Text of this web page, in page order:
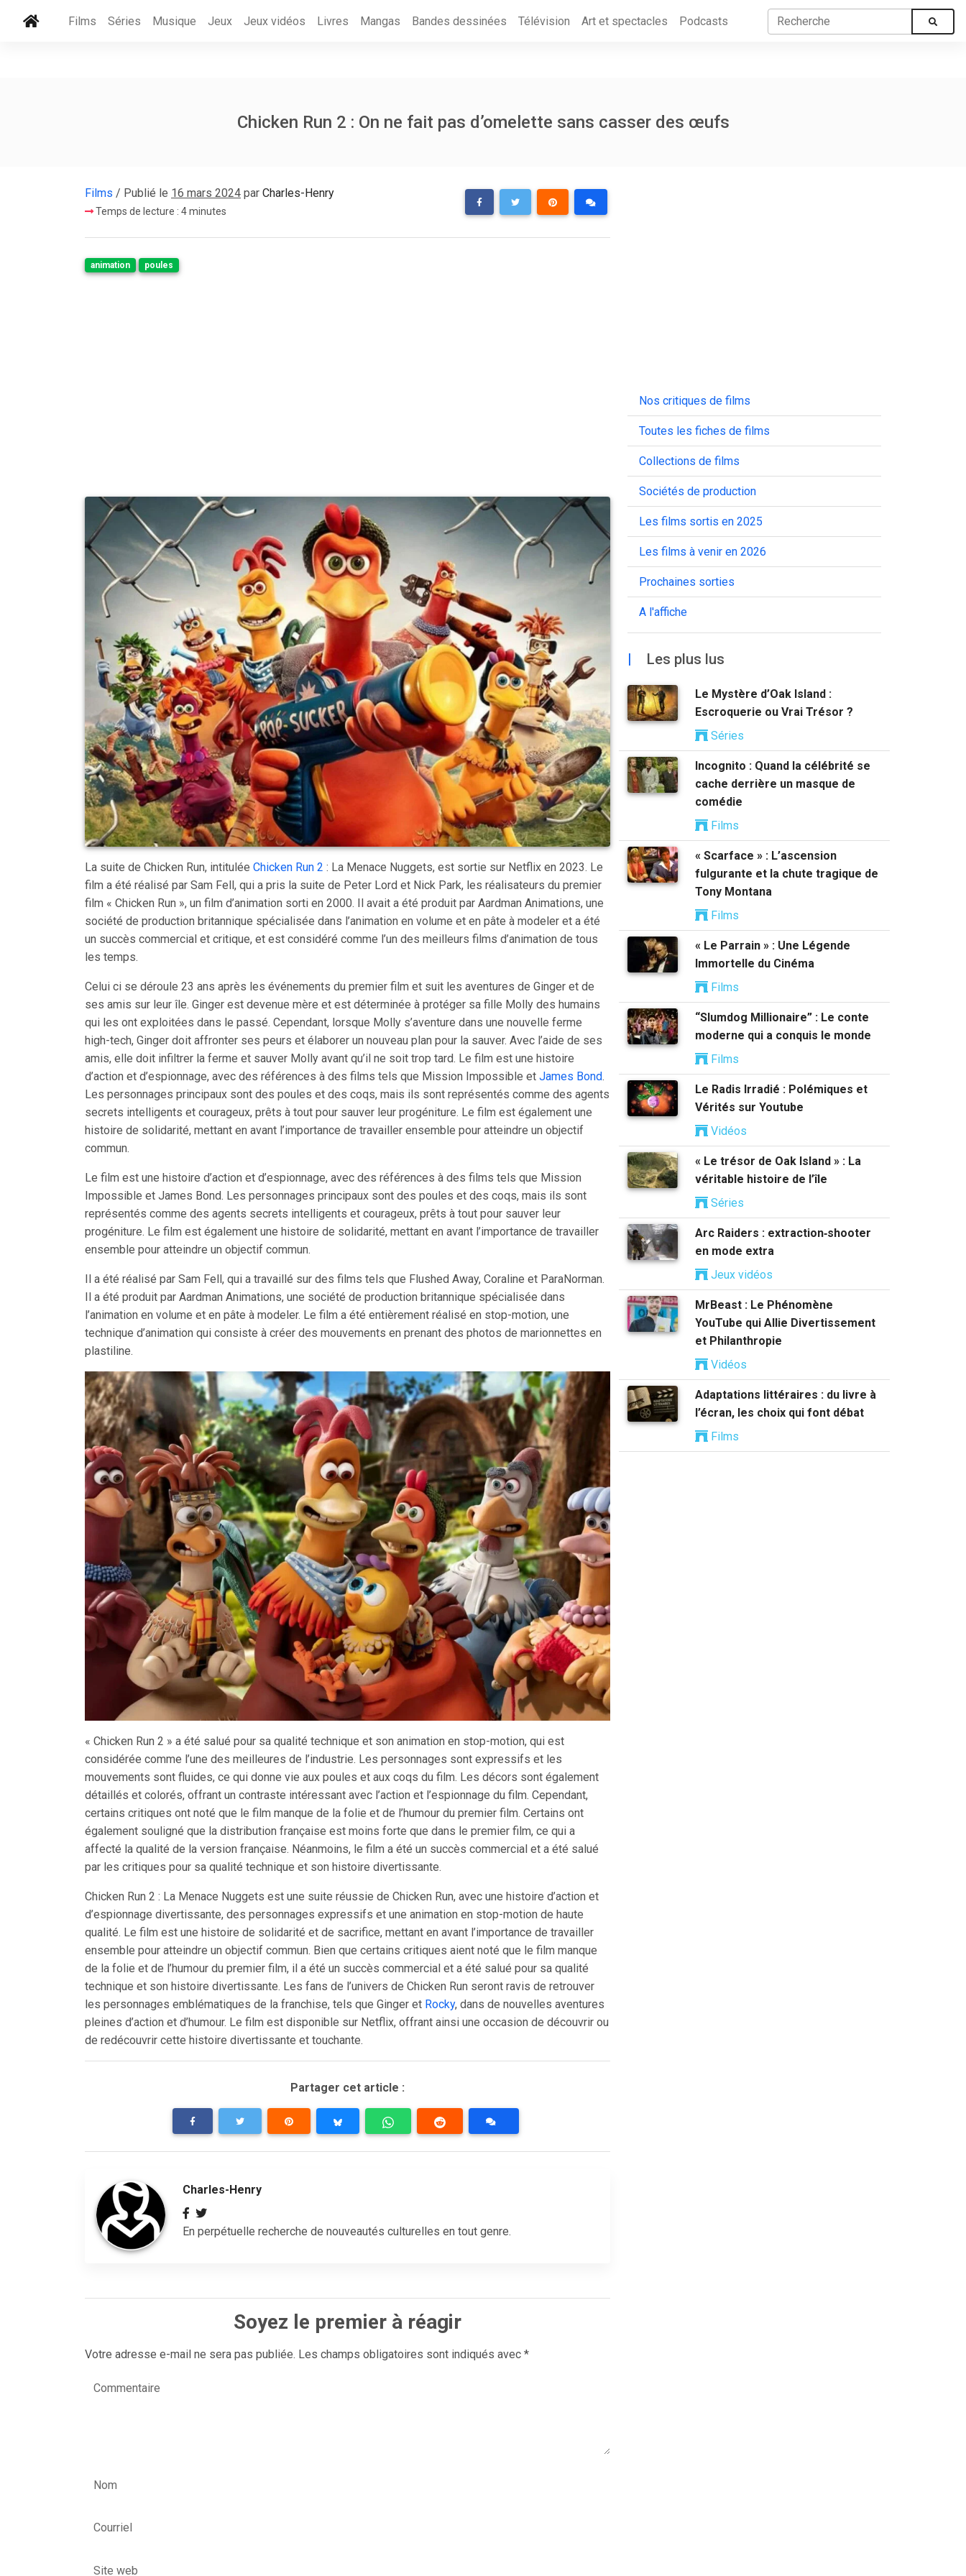
Films Séries Musique Jeux Jeux vidéos Livres Mangas Bandes dessinées Télévision Art et spectacles Podcasts
Chicken Run 2 : On ne fait pas d’omelette sans casser des œufs
Films / Publié le 16 mars 2024 par Charles-Henry
Temps de lecture : 4 minutes
animation poules
La suite de Chicken Run, intitulée Chicken Run 2 : La Menace Nuggets, est sortie sur Netflix en 2023. Le
film a été réalisé par Sam Fell, qui a pris la suite de Peter Lord et Nick Park, les réalisateurs du premier
film « Chicken Run », un film d’animation sorti en 2000. Il avait a été produit par Aardman Animations, une
société de production britannique spécialisée dans l’animation en volume et en pâte à modeler et a été
un succès commercial et critique, et est considéré comme l’un des meilleurs films d’animation de tous
les temps.
Celui ci se déroule 23 ans après les événements du premier film et suit les aventures de Ginger et de
ses amis sur leur île. Ginger est devenue mère et est déterminée à protéger sa fille Molly des humains
qui les ont exploitées dans le passé. Cependant, lorsque Molly s’aventure dans une nouvelle ferme
high-tech, Ginger doit affronter ses peurs et élaborer un nouveau plan pour la sauver. Avec l’aide de ses
amis, elle doit infiltrer la ferme et sauver Molly avant qu’il ne soit trop tard. Le film est une histoire
d’action et d’espionnage, avec des références à des films tels que Mission Impossible et James Bond.
Les personnages principaux sont des poules et des coqs, mais ils sont représentés comme des agents
secrets intelligents et courageux, prêts à tout pour sauver leur progéniture. Le film est également une
histoire de solidarité, mettant en avant l’importance de travailler ensemble pour atteindre un objectif
commun.
Le film est une histoire d’action et d’espionnage, avec des références à des films tels que Mission
Impossible et James Bond. Les personnages principaux sont des poules et des coqs, mais ils sont
représentés comme des agents secrets intelligents et courageux, prêts à tout pour sauver leur
progéniture. Le film est également une histoire de solidarité, mettant en avant l’importance de travailler
ensemble pour atteindre un objectif commun.
Il a été réalisé par Sam Fell, qui a travaillé sur des films tels que Flushed Away, Coraline et ParaNorman.
Il a été produit par Aardman Animations, une société de production britannique spécialisée dans
l’animation en volume et en pâte à modeler. Le film a été entièrement réalisé en stop-motion, une
technique d’animation qui consiste à créer des mouvements en prenant des photos de marionnettes en
plastiline.
« Chicken Run 2 » a été salué pour sa qualité technique et son animation en stop-motion, qui est
considérée comme l’une des meilleures de l’industrie. Les personnages sont expressifs et les
mouvements sont fluides, ce qui donne vie aux poules et aux coqs du film. Les décors sont également
détaillés et colorés, offrant un contraste intéressant avec l’action et l’espionnage du film. Cependant,
certains critiques ont noté que le film manque de la folie et de l’humour du premier film. Certains ont
également souligné que la distribution française est moins forte que dans le premier film, ce qui a
affecté la qualité de la version française. Néanmoins, le film a été un succès commercial et a été salué
par les critiques pour sa qualité technique et son histoire divertissante.
Chicken Run 2 : La Menace Nuggets est une suite réussie de Chicken Run, avec une histoire d’action et
d’espionnage divertissante, des personnages expressifs et une animation en stop-motion de haute
qualité. Le film est une histoire de solidarité et de sacrifice, mettant en avant l’importance de travailler
ensemble pour atteindre un objectif commun. Bien que certains critiques aient noté que le film manque
de la folie et de l’humour du premier film, il a été un succès commercial et a été salué pour sa qualité
technique et son histoire divertissante. Les fans de l’univers de Chicken Run seront ravis de retrouver
les personnages emblématiques de la franchise, tels que Ginger et Rocky, dans de nouvelles aventures
pleines d’action et d’humour. Le film est disponible sur Netflix, offrant ainsi une occasion de découvrir ou
de redécouvrir cette histoire divertissante et touchante.
Partager cet article :
Charles-Henry
En perpétuelle recherche de nouveautés culturelles en tout genre.
Soyez le premier à réagir
Votre adresse e-mail ne sera pas publiée. Les champs obligatoires sont indiqués avec *
Commentaire
Nom
Courriel
Site web
Nos critiques de films
Toutes les fiches de films
Collections de films
Sociétés de production
Les films sortis en 2025
Les films à venir en 2026
Prochaines sorties
A l'affiche
| Les plus lus
Le Mystère d’Oak Island :
Escroquerie ou Vrai Trésor ?
Séries
Incognito : Quand la célébrité se
cache derrière un masque de
comédie
Films
« Scarface » : L’ascension
fulgurante et la chute tragique de
Tony Montana
Films
« Le Parrain » : Une Légende
Immortelle du Cinéma
Films
“Slumdog Millionaire” : Le conte
moderne qui a conquis le monde
Films
Le Radis Irradié : Polémiques et
Vérités sur Youtube
Vidéos
« Le trésor de Oak Island » : La
véritable histoire de l’île
Séries
Arc Raiders : extraction‑shooter
en mode extra
Jeux vidéos
MrBeast : Le Phénomène
YouTube qui Allie Divertissement
et Philanthropie
Vidéos
Adaptations littéraires : du livre à
l’écran, les choix qui font débat
Films